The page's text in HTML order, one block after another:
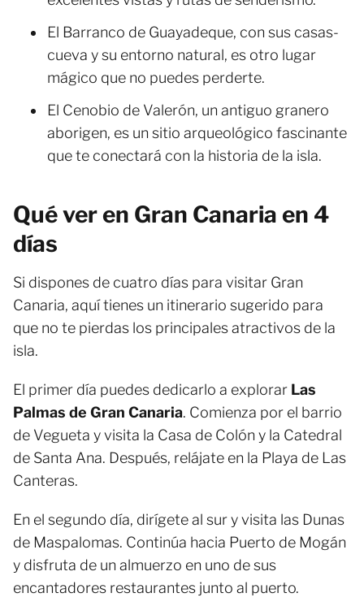
El Barranco de Guayadeque, con sus casas-
cueva y su entorno natural, es otro lugar
mágico que no puedes perderte.
El Cenobio de Valerón, un antiguo granero
aborigen, es un sitio arqueológico fascinante
que te conectará con la historia de la isla.
Qué ver en Gran Canaria en 4
días
Si dispones de cuatro días para visitar Gran
Canaria, aquí tienes un itinerario sugerido para
que no te pierdas los principales atractivos de la
isla.
El primer día puedes dedicarlo a explorar Las
Palmas de Gran Canaria. Comienza por el barrio
de Vegueta y visita la Casa de Colón y la Catedral
de Santa Ana. Después, relájate en la Playa de Las
Canteras.
En el segundo día, dirígete al sur y visita las Dunas
de Maspalomas. Continúa hacia Puerto de Mogán
y disfruta de un almuerzo en uno de sus
encantadores restaurantes junto al puerto.